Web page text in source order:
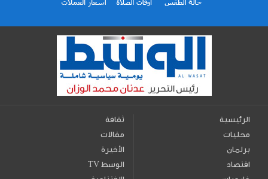
الرئيسية
محليات
برلمان
اقتصاد
ثقافة
مقالات
الأخيرة
TV الوسط